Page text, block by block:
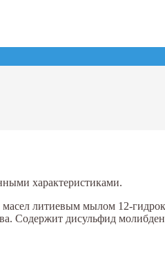
характеристиками.
литиевым мылом 12-
Содержит дисульфид